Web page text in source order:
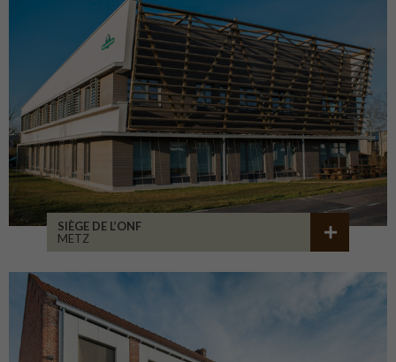
SIÈGE DE L’ONF
METZ